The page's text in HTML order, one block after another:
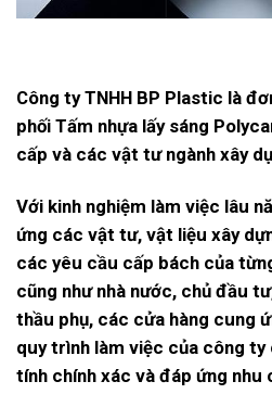
Công ty TNHH BP Plastic là
phối Tấm nhựa lấy sáng
cấp và các vật tư ngành xây
Với kinh nghiệm làm việc lâu
ứng các vật tư, vật liệu xây
các yêu cầu cấp bách của
cũng như nhà nước, chủ đầu
thầu phụ, các cửa hàng cung
quy trình làm việc của công
tính chính xác và đáp ứng nhu